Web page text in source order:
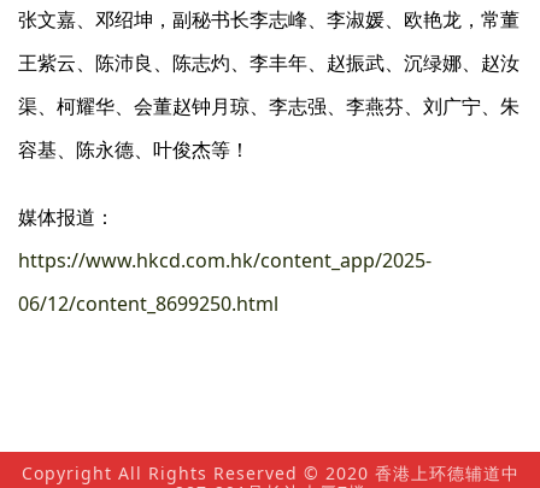
张文嘉、邓绍坤，副秘书长李志峰、李淑媛、欧艳龙，常董
王紫云、陈沛良、陈志灼、李丰年、赵振武、沉绿娜、赵汝
渠、柯耀华、会董赵钟月琼、李志强、李燕芬、刘广宁、朱
容基、陈永德、叶俊杰等！
媒体报道：
https://www.hkcd.com.hk/content_app/2025-
06/12/content_8699250.html
Copyright All Rights Reserved © 2020 香港上环德辅道中